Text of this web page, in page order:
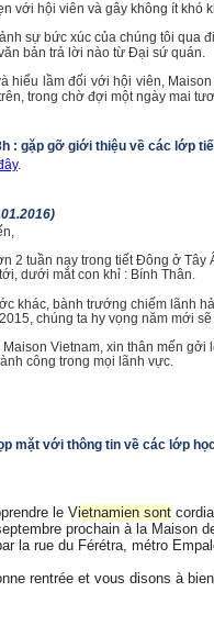
với hội viên và gây không ít khó
sự bức xúc của chúng tôi qua
bản trả lời nào từ Đại sứ quán.
hiểu lầm đối với hội viên,
trong chờ đợi một ngày mai
: gặp gỡ giới thiệu về các lớp
.
2 tuần nay trong tiết Đông ở Tây
dưới mắt con khỉ : Bính Thân.
khác, bành trướng chiếm lãnh
chúng ta hy vọng năm mới
Vietnam, xin thân mến gởi
công trong mọi lãnh vực.
mặt với thông tin về các lớp
le Vietnamien sont
prochain à la Maison
la rue du Férétra, métro
rentrée et vous disons à